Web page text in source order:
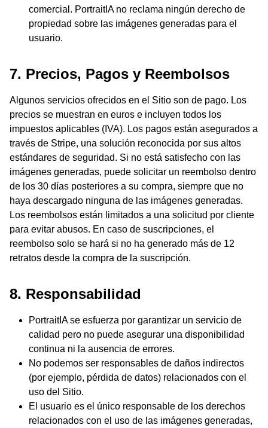
comercial. PortraitIA no reclama ningún derecho de
propiedad sobre las imágenes generadas para el
usuario.
7. Precios, Pagos y Reembolsos
Algunos servicios ofrecidos en el Sitio son de pago. Los
precios se muestran en euros e incluyen todos los
impuestos aplicables (IVA). Los pagos están asegurados a
través de Stripe, una solución reconocida por sus altos
estándares de seguridad. Si no está satisfecho con las
imágenes generadas, puede solicitar un reembolso dentro
de los 30 días posteriores a su compra, siempre que no
haya descargado ninguna de las imágenes generadas.
Los reembolsos están limitados a una solicitud por cliente
para evitar abusos. En caso de suscripciones, el
reembolso solo se hará si no ha generado más de 12
retratos desde la compra de la suscripción.
8. Responsabilidad
PortraitIA se esfuerza por garantizar un servicio de
calidad pero no puede asegurar una disponibilidad
continua ni la ausencia de errores.
No podemos ser responsables de daños indirectos
(por ejemplo, pérdida de datos) relacionados con el
uso del Sitio.
El usuario es el único responsable de los derechos
relacionados con el uso de las imágenes generadas,